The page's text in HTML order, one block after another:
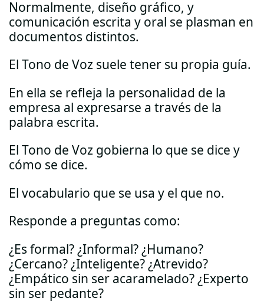
Normalmente, diseño gráfico, y
comunicación escrita y oral se plasman en
documentos distintos.
El Tono de Voz suele tener su propia guía.
En ella se refleja la personalidad de la
empresa al expresarse a través de la
palabra escrita.
El Tono de Voz gobierna lo que se dice y
cómo se dice.
El vocabulario que se usa y el que no.
Responde a preguntas como:
¿Es formal? ¿Informal? ¿Humano?
¿Cercano? ¿Inteligente? ¿Atrevido?
¿Empático sin ser acaramelado? ¿Experto
sin ser pedante?